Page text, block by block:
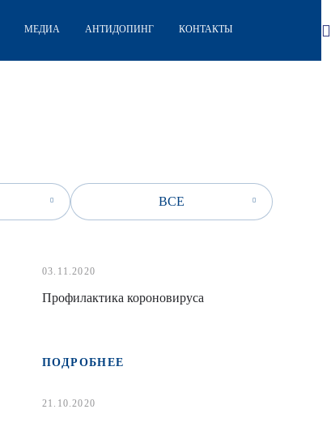
МЕДИА АНТИДОПИНГ КОНТАКТЫ
ВСЕ
03.11.2020
Профилактика короновируса
ПОДРОБНЕЕ
21.10.2020